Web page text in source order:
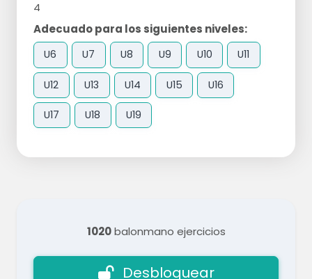
4
Adecuado para los siguientes niveles:
U6 U7 U8 U9 U10 U11
U12 U13 U14 U15 U16
U17 U18 U19
1020balonmano ejercicios
Desbloquear